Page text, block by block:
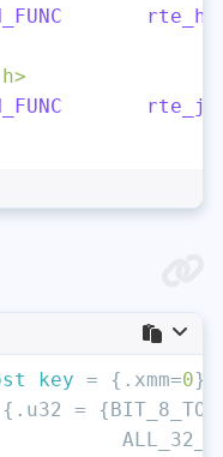
(
current =
(
*) &k-
key = {.xmm=0};
=